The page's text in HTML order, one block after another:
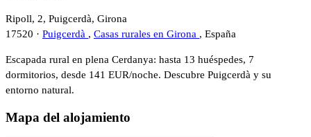
Ripoll, 2, Puigcerdà, Girona
17520 · Puigcerdà , Casas rurales en Girona , España
Escapada rural en plena Cerdanya: hasta 13 huéspedes, 7
dormitorios, desde 141 EUR/noche. Descubre Puigcerdà y su
entorno natural.
Mapa del alojamiento